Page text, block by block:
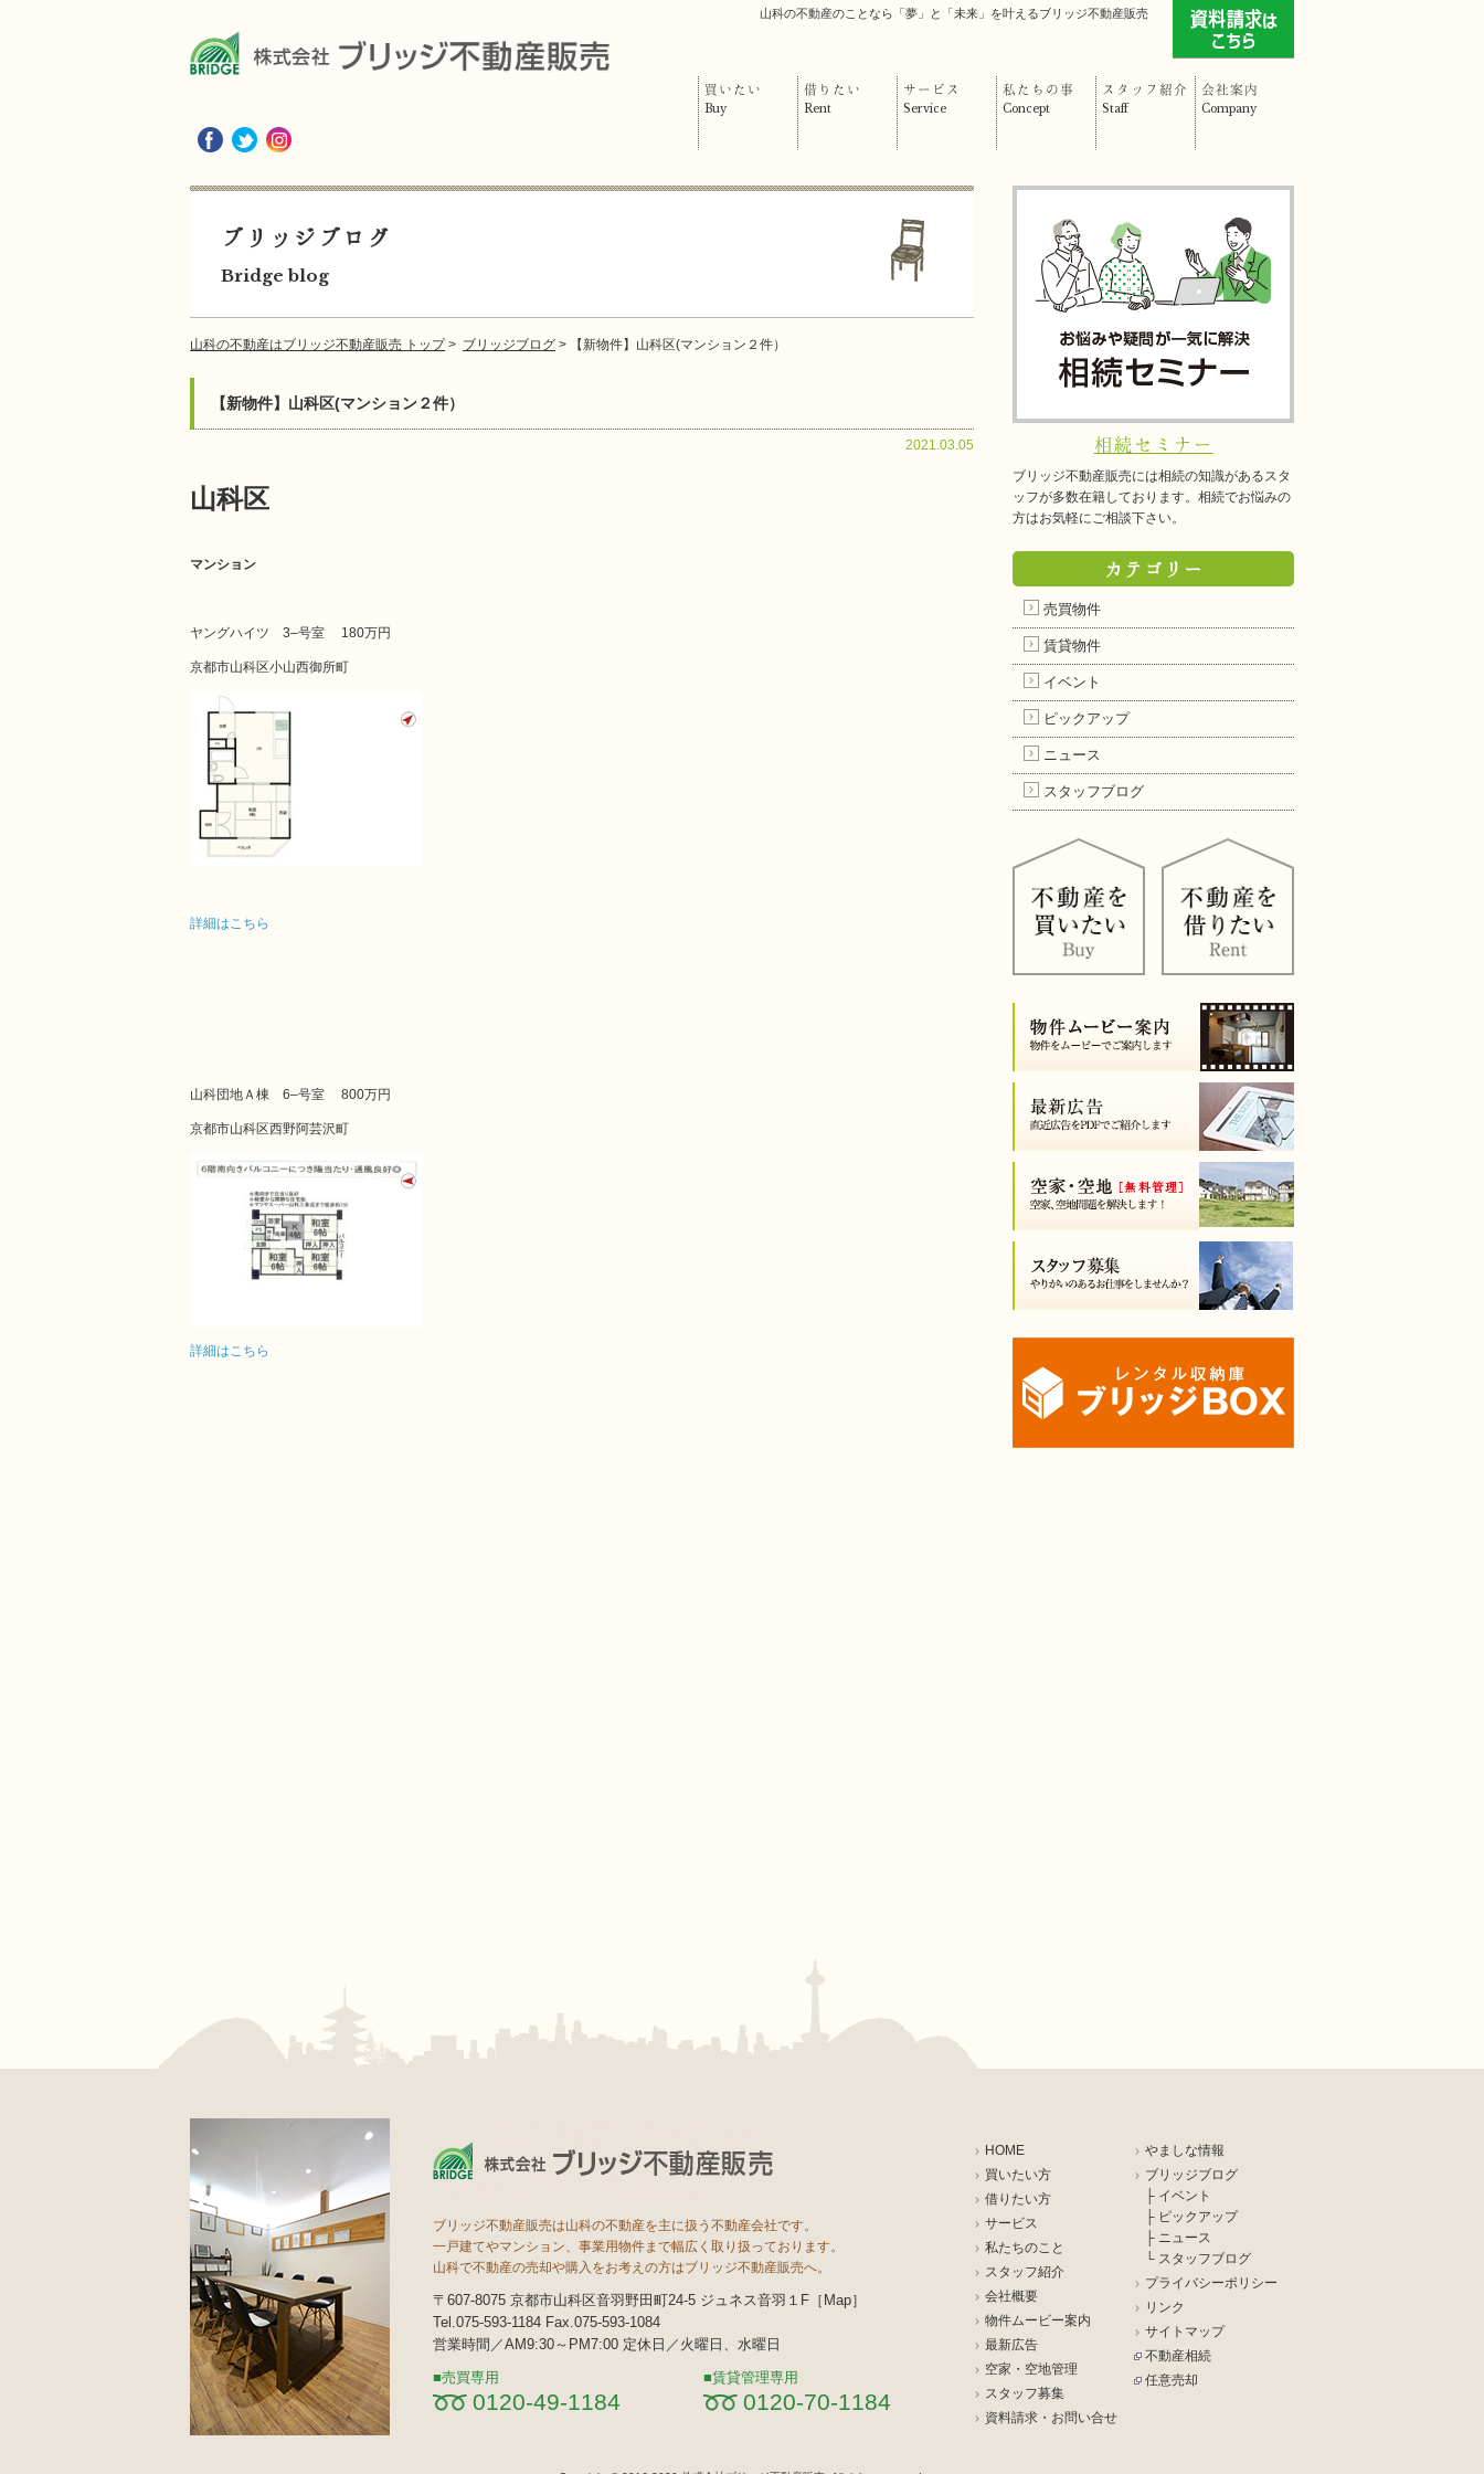
山科の不動産のことなら「夢」と「未来」を叶えるブリッジ不動産販売
買いたい
Buy
借りたい
Rent
サービス
Service
私たちの事
Concept
スタッフ紹介
Staff
会社案内
Company
ブリッジブログ
Bridge blog
山科の不動産はブリッジ不動産販売 トップ> ブリッジブログ > 【新物件】山科区(マンション２件）
【新物件】山科区(マンション２件）
2021.03.05
山科区
マンション
ヤングハイツ 3–号室 180万円
京都市山科区小山西御所町
詳細はこちら
山科団地Ａ棟 6–号室 800万円
京都市山科区西野阿芸沢町
詳細はこちら
相続セミナー
ブリッジ不動産販売には相続の知識があるスタ
ッフが多数在籍しております。相続でお悩みの
方はお気軽にご相談下さい。
カテゴリー
売買物件
賃貸物件
イベント
ピックアップ
ニュース
スタッフブログ
ブリッジ不動産販売は山科の不動産を主に扱う不動産会社です。
一戸建てやマンション、事業用物件まで幅広く取り扱っております。
山科で不動産の売却や購入をお考えの方はブリッジ不動産販売へ。
〒607-8075 京都市山科区音羽野田町24-5 ジュネス音羽１F［ Map］
Tel.075-593-1184 Fax.075-593-1084
営業時間／AM9:30～PM7:00 定休日／火曜日、水曜日
売買専用
0120-49-1184
賃貸管理専用
0120-70-1184
HOME
買いたい方
借りたい方
サービス
私たちのこと
スタッフ紹介
会社概要
物件ムービー案内
最新広告
空家・空地管理
スタッフ募集
資料請求・お問い合せ
やましな情報
ブリッジブログ
├ イベント
├ ピックアップ
├ ニュース
└ スタッフブログ
プライバシーポリシー
リンク
サイトマップ
不動産相続
任意売却